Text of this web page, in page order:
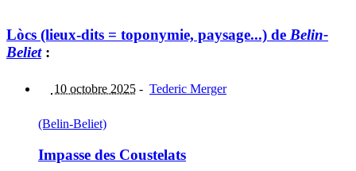
Lòcs (lieux-dits = toponymie, paysage...) de Belin-
Beliet:
10 octobre 2025 - Tederic Merger
(Belin-Beliet)
Impasse des Coustelats